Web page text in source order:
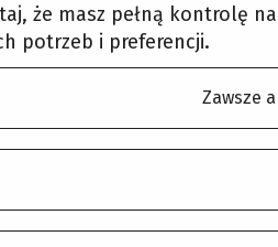
że masz pełną kontrolę
potrzeb i preferencji.
Zawsze